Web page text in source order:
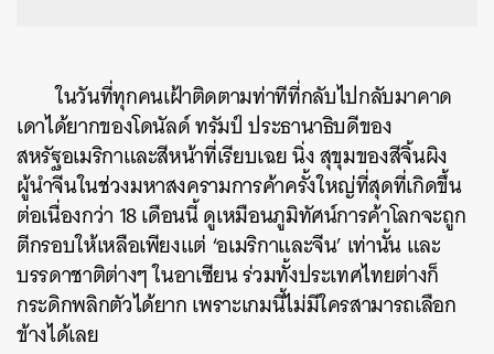
ในวันที่ทุกคนเฝ้าติดตามท่าทีที่กลับไปกลับมาคาด
เดาได้ยากของโดนัลด์ ทรัมป์ ประธานาธิบดีของ
สหรัฐอเมริกาและสีหน้าที่เรียบเฉย นิ่ง สุขุมของสีจิ้นผิง
ผู้นำจีนในช่วงมหาสงครามการค้าครั้งใหญ่ที่สุดที่เกิดขึ้น
ต่อเนื่องกว่า 18 เดือนนี้ ดูเหมือนภูมิทัศน์การค้าโลกจะถูก
ตีกรอบให้เหลือเพียงแต่ ‘อเมริกาและจีน’ เท่านั้น และ
บรรดาชาติต่างๆ ในอาเซียน ร่วมทั้งประเทศไทยต่างก็
กระดิกพลิกตัวได้ยาก เพราะเกมนี้ไม่มีใครสามารถเลือก
ข้างได้เลย